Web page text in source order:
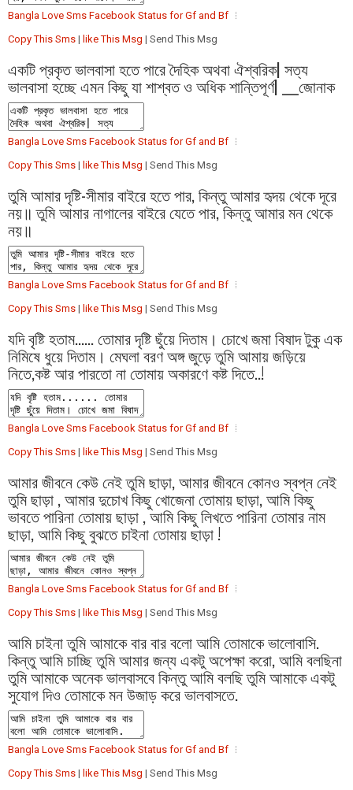
Bangla Love Sms Facebook Status for Gf and Bf
Copy This Sms | like This Msg | Send This Msg
একটি প্রকৃত ভালবাসা হতে পারে দৈহিক অথবা ঐশ্বরিক| সত্য
ভালবাসা হচ্ছে এমন কিছু যা শাশ্বত ও অধিক শান্তিপূর্ণ| ___জোনাক
Bangla Love Sms Facebook Status for Gf and Bf
Copy This Sms | like This Msg | Send This Msg
তুমি আমার দৃষ্টি-সীমার বাইরে হতে পার, কিন্তু আমার হৃদয় থেকে দূরে
নয়॥ তুমি আমার নাগালের বাইরে যেতে পার, কিন্তু আমার মন থেকে
নয়॥
Bangla Love Sms Facebook Status for Gf and Bf
Copy This Sms | like This Msg | Send This Msg
যদি বৃষ্টি হতাম...... তোমার দৃষ্টি ছুঁয়ে দিতাম। চোখে জমা বিষাদ টুকু এক
নিমিষে ধুয়ে দিতাম। মেঘলা বরণ অঙ্গ জুড়ে তুমি আমায় জড়িয়ে
নিতে,কষ্ট আর পারতো না তোমায় অকারণে কষ্ট দিতে..!
Bangla Love Sms Facebook Status for Gf and Bf
Copy This Sms | like This Msg | Send This Msg
আমার জীবনে কেউ নেই তুমি ছাড়া, আমার জীবনে কোনও স্বপ্ন নেই
তুমি ছাড়া , আমার দুচোখ কিছু খোজেনা তোমায় ছাড়া, আমি কিছু
ভাবতে পারিনা তোমায় ছাড়া , আমি কিছু লিখতে পারিনা তোমার নাম
ছাড়া, আমি কিছু বুঝতে চাইনা তোমায় ছাড়া !
Bangla Love Sms Facebook Status for Gf and Bf
Copy This Sms | like This Msg | Send This Msg
আমি চাইনা তুমি আমাকে বার বার বলো আমি তোমাকে ভালোবাসি.
কিন্তু আমি চাচ্ছি তুমি আমার জন্য একটু অপেক্ষা করো, আমি বলছিনা
তুমি আমাকে অনেক ভালবাসবে কিন্তু আমি বলছি তুমি আমাকে একটু
সুযোগ দিও তোমাকে মন উজাড় করে ভালবাসতে.
Bangla Love Sms Facebook Status for Gf and Bf
Copy This Sms | like This Msg | Send This Msg